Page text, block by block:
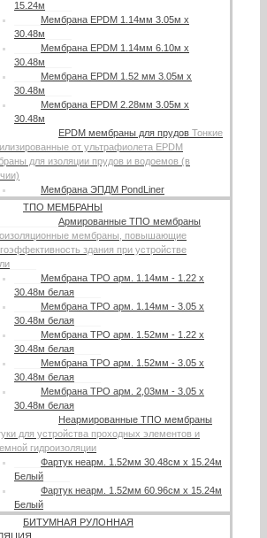
15.24м
Мембрана EPDM 1.14мм 3.05м х
30.48м
Мембрана EPDM 1.14мм 6.10м х
30.48м
Мембрана EPDM 1.52 мм 3.05м х
30.48м
Мембрана EPDM 2.28мм 3.05м х
30.48м
EPDM мембраны для прудов Тонкие
от ультрафиолета EPDM
для изоляции прудов и водоемов (в
Мембрана ЭПДМ PondLiner
ТПО МЕМБРАНЫ
Армированные ТПО мембраны
мембраны, повышающие
здания при устройстве
Мембрана TPO арм. 1.14мм - 1.22 х
30.48м белая
Мембрана TPO арм. 1.14мм - 3.05 х
30.48м белая
Мембрана TPO арм. 1.52мм - 1.22 х
30.48м белая
Мембрана TPO арм. 1.52мм - 3.05 х
30.48м белая
Мембрана TPO арм. 2,03мм - 3.05 х
30.48м белая
Неармированные ТПО мембраны
для устройства проходных элементов и
гидроизоляции
Фартук неарм. 1.52мм 30.48см х 15.24м
Белый
Фартук неарм. 1.52мм 60.96см х 15.24м
Белый
БИТУМНАЯ РУЛОННАЯ